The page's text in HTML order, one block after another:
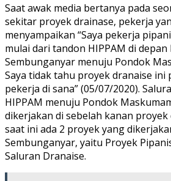
Saat awak media bertanya pada
sekitar proyek drainase, pekerja
menyampaikan “Saya pekerja
mulai dari tandon HIPPAM di depan
Sembunganyar menuju Pondok
Saya tidak tahu proyek dranaise ini
pekerja di sana” (05/07/2020).
HIPPAM menuju Pondok
dikerjakan di sebelah kanan
saat ini ada 2 proyek yang
Sembunganyar, yaitu Proyek
Saluran Dranaise.